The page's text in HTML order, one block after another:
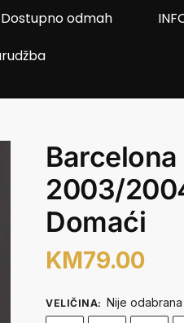
Dostupno odmah
Barcelona
2003/
Domaći
KM79.00
VELIČINA: Nije odabrana